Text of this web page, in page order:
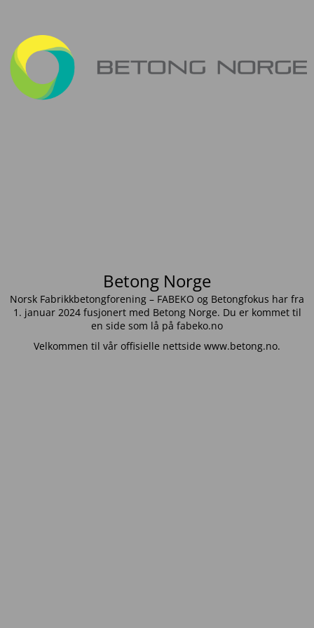
Betong Norge
Norsk Fabrikkbetongforening – FABEKO og Betongfokus har fra
1. januar 2024 fusjonert med Betong Norge. Du er kommet til
en side som lå på fabeko.no
Velkommen til vår offisielle nettside www.betong.no.